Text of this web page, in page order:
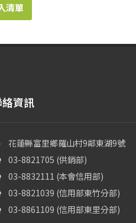
清單
資訊
花蓮縣富里鄉羅山村9鄰東湖9號
03-8821705 (供銷部)
03-8832111 (本會信用部)
03-8821039 (信用部東竹分部)
03-8861109 (信用部東里分部)